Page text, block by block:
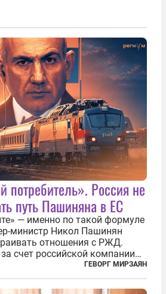
потребитель». Россия не
путь Пашиняна в ЕС
— именно по такой формуле
министр Никол Пашинян
отношения с РЖД.
счет российской компании
в районе
(коридора, который должен
и Турцию через...
ГЕВОРГ МИРЗАЯН